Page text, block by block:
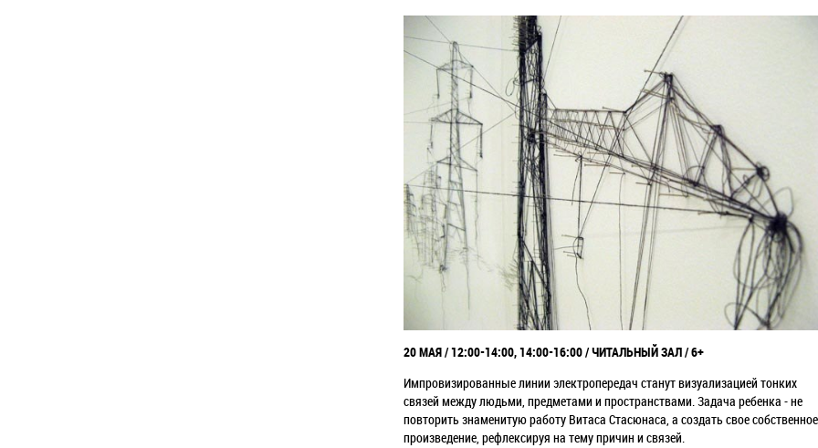
20 МАЯ / 12:00-14:00, 14:00-16:00 / ЧИТАЛЬНЫЙ ЗАЛ / 6+
Импровизированные линии электропередач станут визуализацией тонких
связей между людьми, предметами и пространствами. Задача ребенка - не
повторить знаменитую работу Витаса Стасюнаса, а создать свое собственное
произведение, рефлексируя на тему причин и связей.